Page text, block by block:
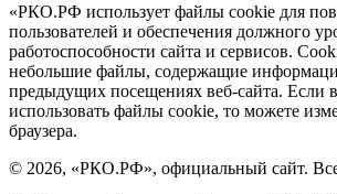
«РКО.РФ использует файлы cookie для
пользователей и обеспечения должного
работоспособности сайта и сервисов.
небольшие файлы, содержащие
предыдущих посещениях веб-сайта. Если
использовать файлы cookie, то можете
браузера.
© 2026, «РКО.РФ», официальный сайт.